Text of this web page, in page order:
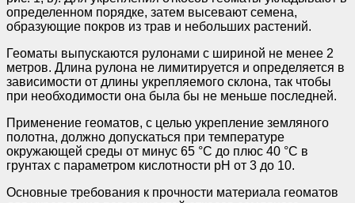
определенном порядке, затем высевают семена,
образующие покров из трав и небольших растений.
Геоматы выпускаются рулонами с шириной не менее 2
метров. Длина рулона не лимитируется и определяется в
зависимости от длины укрепляемого склона, так чтобы
при необходимости она была бы не меньше последней.
Применение геоматов, с целью укрепление земляного
полотна, должно допускаться при температуре
окружающей среды от минус 65 °С до плюс 40 °С в
грунтах с параметром кислотности рН от 3 до 10.
Основные требования к прочности материала геоматов